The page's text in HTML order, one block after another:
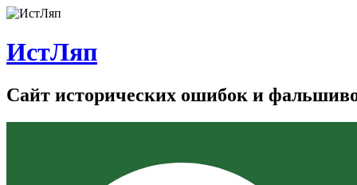
ИстЛяп
Сайт исторических ошибок и